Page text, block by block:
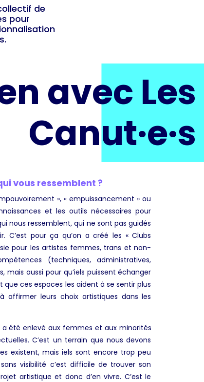
de
pour
avec Les
Canut·e·s
vous ressemblent ?
», « empuissancement » ou
et les outils nécessaires pour
nous ressemblent, qui ne sont pas guidés
C’est pour ça qu’on a créé les « Clubs
pour les artistes femmes, trans et non-
(techniques, administratives,
mais aussi pour qu’iels puissent échanger
ces espaces les aident à se sentir plus
affirmer leurs choix artistiques dans les
été enlevé aux femmes et aux minorités
C’est un terrain que nous devons
existent, mais iels sont encore trop peu
visibilité c’est difficile de trouver son
artistique et donc d’en vivre. C’est le